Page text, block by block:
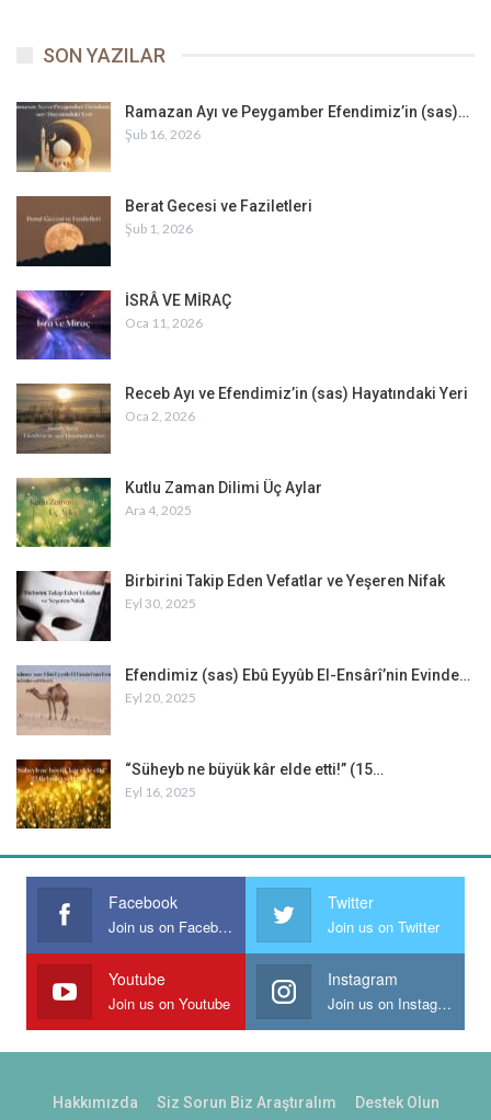
SON YAZILAR
Ramazan Ayı ve Peygamber Efendimiz’in (sas)…
Şub 16, 2026
Berat Gecesi ve Faziletleri
Şub 1, 2026
İSRÂ VE MİRAÇ
Oca 11, 2026
Receb Ayı ve Efendimiz’in (sas) Hayatındaki Yeri
Oca 2, 2026
Kutlu Zaman Dilimi Üç Aylar
Ara 4, 2025
Birbirini Takip Eden Vefatlar ve Yeşeren Nifak
Eyl 30, 2025
Efendimiz (sas) Ebû Eyyûb El-Ensârî’nin Evinde…
Eyl 20, 2025
“Süheyb ne büyük kâr elde etti!” (15…
Eyl 16, 2025
Facebook
Join us on Facebook
Twitter
Join us on Twitter
Youtube
Join us on Youtube
Instagram
Join us on Instagram
Hakkımızda Siz Sorun Biz Araştıralım Destek Olun